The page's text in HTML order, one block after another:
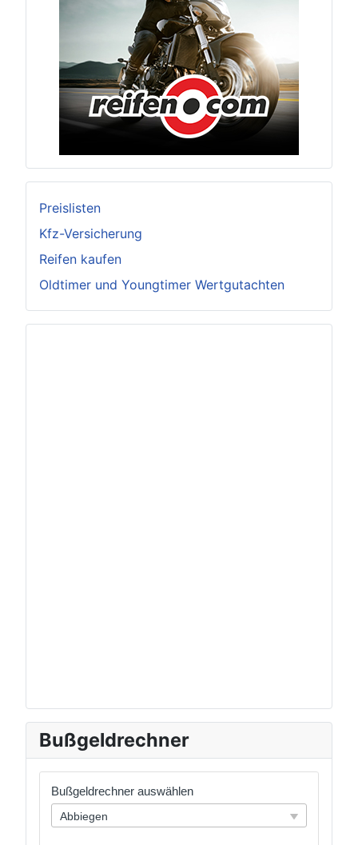
Preislisten
Kfz-Versicherung
Reifen kaufen
Oldtimer und Youngtimer Wertgutachten
Bußgeldrechner